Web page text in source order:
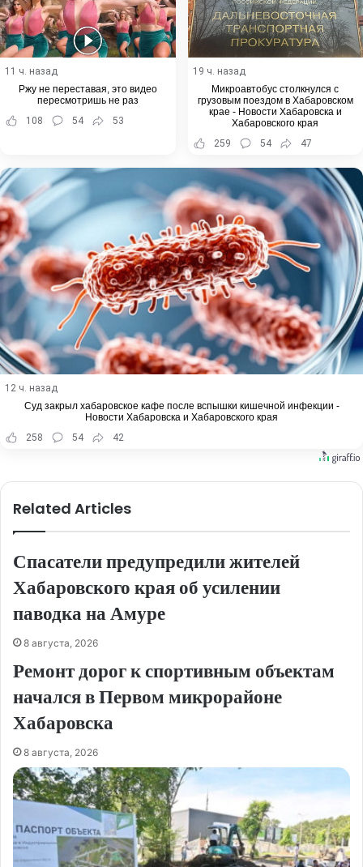
11 ч. назад
Ржу не переставая, это видео
пересмотришь не раз
108
54 53
19 ч. назад
Микроавтобус столкнулся с
грузовым поездом в Хабаровском
крае - Новости Хабаровска и
Хабаровского края
259
54 47
12 ч. назад
Суд закрыл хабаровское кафе после вспышки кишечной инфекции -
Новости Хабаровска и Хабаровского края
258
54 42
Related Articles
Спасатели предупредили жителей
Хабаровского края об усилении
паводка на Амуре
8 августа, 2026
Ремонт дорог к спортивным объектам
начался в Первом микрорайоне
Хабаровска
8 августа, 2026